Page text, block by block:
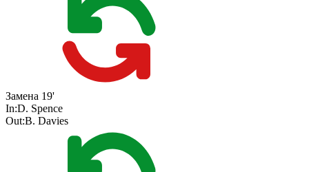
Замена 19'
In:D. Spence
Out:B. Davies